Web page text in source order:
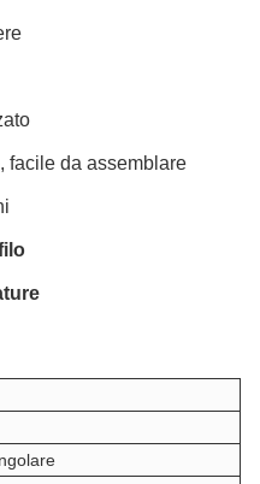
facile da assemblare